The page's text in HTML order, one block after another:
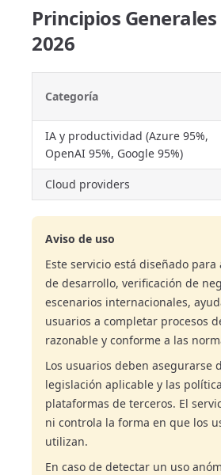
Principios Generales
2026
Categoría
IA y productividad (Azure 95%,
OpenAI 95%, Google 95%)
Cloud providers
Aviso de uso
Este servicio está diseñado
de desarrollo, verificación de
escenarios internacionales,
usuarios a completar procesos
razonable y conforme a las
Los usuarios deben asegurarse
legislación aplicable y las
plataformas de terceros. El
ni controla la forma en que los
utilizan.
En caso de detectar un uso